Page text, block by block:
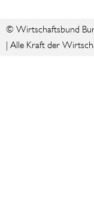
© Wirtschaftsbund
| Alle Kraft der